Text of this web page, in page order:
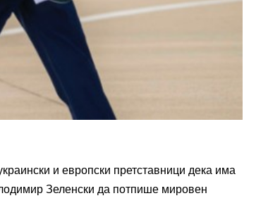
и европски претставници дека има
Зеленски да потпише мировен